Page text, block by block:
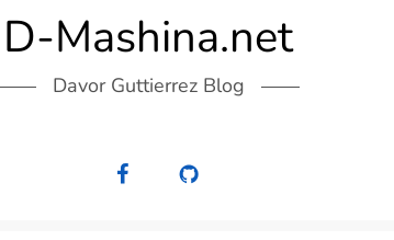
D-Mashina.net
Davor Guttierrez Blog